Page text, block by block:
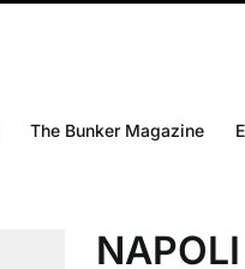
The Bunker Magazine
NAPOLI